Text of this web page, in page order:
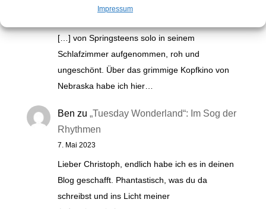
Impressum
[…] von Springsteens solo in seinem
Schlafzimmer aufgenommen, roh und
ungeschönt. Über das grimmige Kopfkino von
Nebraska habe ich hier…
Ben zu „Tuesday Wonderland“: Im Sog der
Rhythmen
7. Mai 2023
Lieber Christoph, endlich habe ich es in deinen
Blog geschafft. Phantastisch, was du da
schreibst und ins Licht meiner